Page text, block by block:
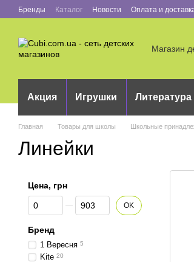
Перейти к основному контенту
Бренды Каталог Новости Оплата и
Магазин
Акция Игрушки Литература
Главная Товары для школы Школьные
Линейки
Цена, грн
От Цена, грн
До Цена, грн OK
Бренд
1 Вересня 5
Kite 20